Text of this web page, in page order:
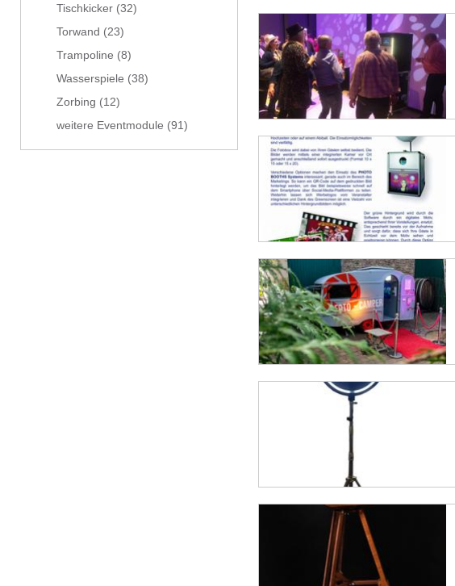
Tischkicker (32)
Torwand (23)
Trampoline (8)
Wasserspiele (38)
Zorbing (12)
weitere Eventmodule (91)